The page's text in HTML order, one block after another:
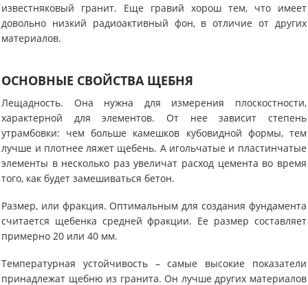
известняковый гранит. Еще гравий хорош тем, что имеет
довольно низкий радиоактивный фон, в отличие от других
материалов.
ОСНОВНЫЕ СВОЙСТВА ЩЕБНЯ
Лещадность. Она нужна для измерения плоскостности,
характерной для элементов. От нее зависит степень
утрамбовки: чем больше камешков кубовидной формы, тем
лучше и плотнее ляжет щебень. А игольчатые и пластинчатые
элементы в несколько раз увеличат расход цемента во время
того, как будет замешиваться бетон.
Размер, или фракция. Оптимальным для создания фундамента
считается щебенка средней фракции. Ее размер составляет
примерно 20 или 40 мм.
Температурная устойчивость – самые высокие показатели
принадлежат щебню из гранита. Он лучше других материалов